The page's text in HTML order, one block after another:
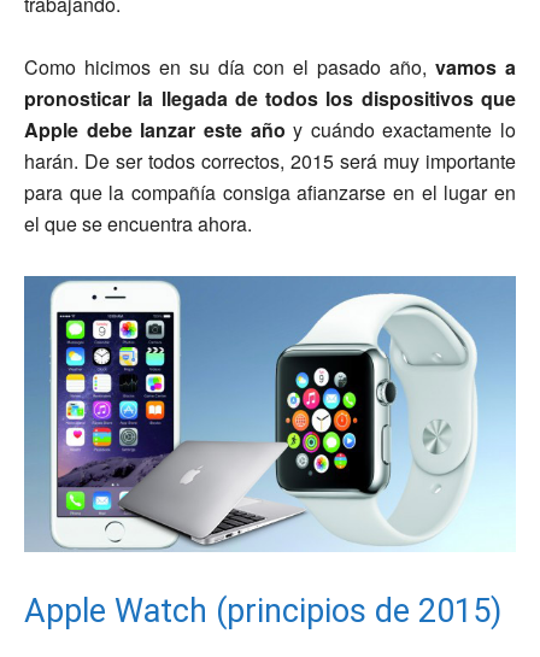
Como hicimos en su día con el pasado año, vamos a
pronosticar la llegada de todos los dispositivos que
Apple debe lanzar este año y cuándo exactamente lo
harán. De ser todos correctos, 2015 será muy importante
para que la compañía consiga afianzarse en el lugar en
el que se encuentra ahora.
Apple Watch (principios de 2015)